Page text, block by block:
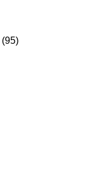
(95)